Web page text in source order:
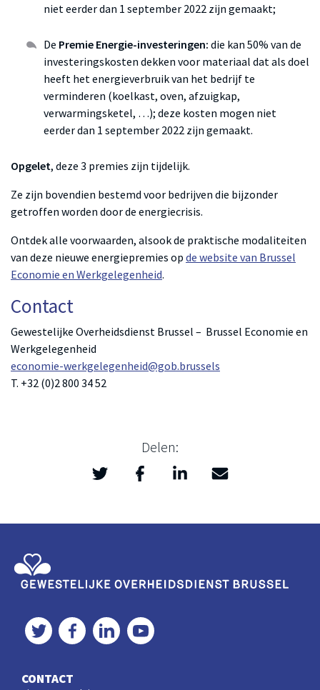
niet eerder dan 1 september 2022 zijn gemaakt;
De Premie Energie-investeringen: die kan 50% van de
investeringskosten dekken voor materiaal dat als doel
heeft het energieverbruik van het bedrijf te
verminderen (koelkast, oven, afzuigkap,
verwarmingsketel, …); deze kosten mogen niet
eerder dan 1 september 2022 zijn gemaakt.
Opgelet, deze 3 premies zijn tijdelijk.
Ze zijn bovendien bestemd voor bedrijven die bijzonder
getroffen worden door de energiecrisis.
Ontdek alle voorwaarden, alsook de praktische modaliteiten
van deze nieuwe energiepremies op de website van Brussel
Economie en Werkgelegenheid.
Contact
Gewestelijke Overheidsdienst Brussel – Brussel Economie en
Werkgelegenheid
economie-werkgelegenheid@gob.brussels
T. +32 (0)2 800 34 52
Delen:
Twitter
>FacebookLinkedInMail
Twitter FacebookLinkedInYouTube
CONTACT